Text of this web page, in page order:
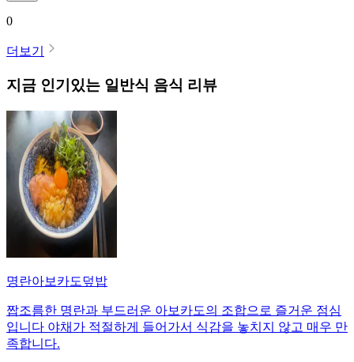
0
더보기
지금 인기있는 일반식 음식 리뷰
명란아보카도덮밥
짭조름한 명란과 부드러운 아보카도의 조합으로 즐거운 점심
입니다 야채가 적절하게 들어가서 식감을 놓치지 않고 매우 만
족합니다.